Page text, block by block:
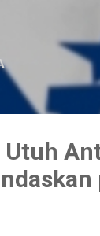
ke konten
Utuh